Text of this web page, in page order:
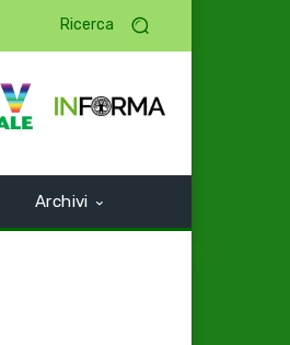
Ricerca
Archivi